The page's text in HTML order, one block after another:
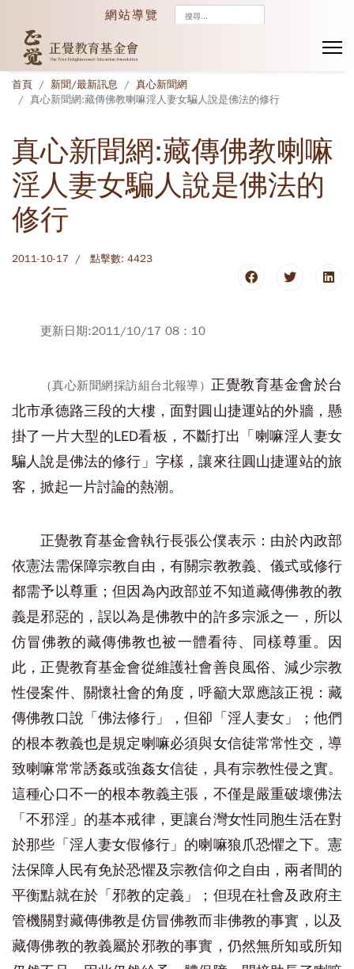
網站導覽
首頁 新聞/最新訊息
真心新聞網
真心新聞網:藏傳佛教喇嘛淫人妻女騙人說是佛法的修行
真心新聞網:藏傳佛教喇嘛
淫人妻女騙人說是佛法的
修行
2011-10-17 點擊數: 4423
更新日期:2011/10/17 08：10
（真心新聞網採訪組台北報導） 正覺教育基金會於台
北市承德路三段的大樓，面對圓山捷運站的外牆，懸
掛了一片大型的LED看板，不斷打出「喇嘛淫人妻女
騙人說是佛法的修行」字樣，讓來往圓山捷運站的旅
客，掀起一片討論的熱潮。
正覺教育基金會執行長張公僕表示：由於內政部
依憲法需保障宗教自由，有關宗教教義、儀式或修行
都需予以尊重；但因為內政部並不知道藏傳佛教的教
義是邪惡的，誤以為是佛教中的許多宗派之一，所以
仿冒佛教的藏傳佛教也被一體看待、同樣尊重。因
此，正覺教育基金會從維護社會善良風俗、減少宗教
性侵案件、關懷社會的角度，呼籲大眾應該正視：藏
傳佛教口說「佛法修行」，但卻「淫人妻女」；他們
的根本教義也是規定喇嘛必須與女信徒常常性交，導
致喇嘛常常誘姦或強姦女信徒，具有宗教性侵之實。
這種心口不一的根本教義主張，不僅是嚴重破壞佛法
「不邪淫」的基本戒律，更讓台灣女性同胞生活在對
於那些「淫人妻女假修行」的喇嘛狼爪恐懼之下。憲
法保障人民有免於恐懼及宗教信仰之自由，兩者間的
平衡點就在於「邪教的定義」；但現在社會及政府主
管機關對藏傳佛教是仿冒佛教而非佛教的事實，以及
藏傳佛教的教義屬於邪教的事實，仍然無所知或所知